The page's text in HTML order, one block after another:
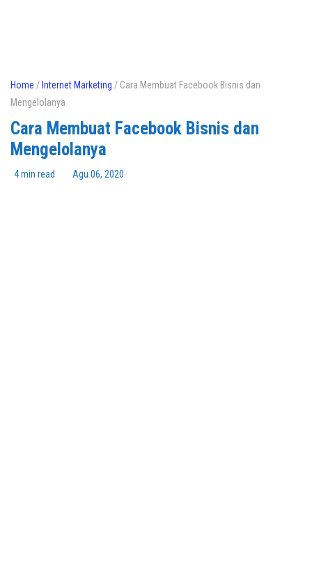
Home / Internet Marketing / Cara Membuat Facebook Bisnis dan
Mengelolanya
Cara Membuat Facebook Bisnis dan
Mengelolanya
4 min read Agu 06, 2020